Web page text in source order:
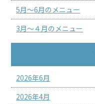
5月～6月のメニュー
3月～４月のメニュー
2026年6月
2026年4月